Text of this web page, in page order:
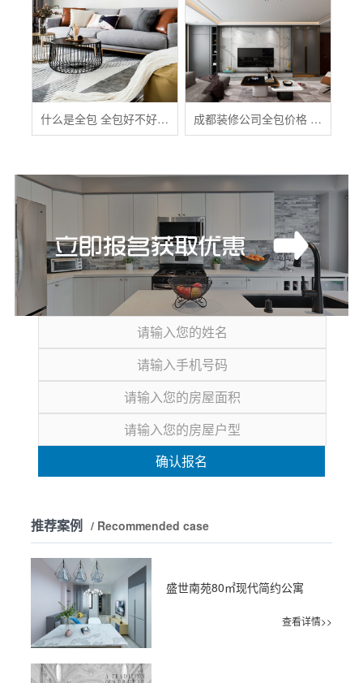
什么是全包 全包好不好 全包装修注意事项有哪些 成都装修公司全包价格 成都全包装修多少钱一平
确认报名
推荐案例 / Recommended case
盛世南苑80㎡现代简约公寓
查看详情>>